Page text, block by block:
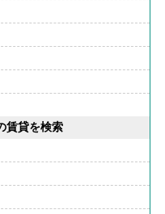
賃貸を検索